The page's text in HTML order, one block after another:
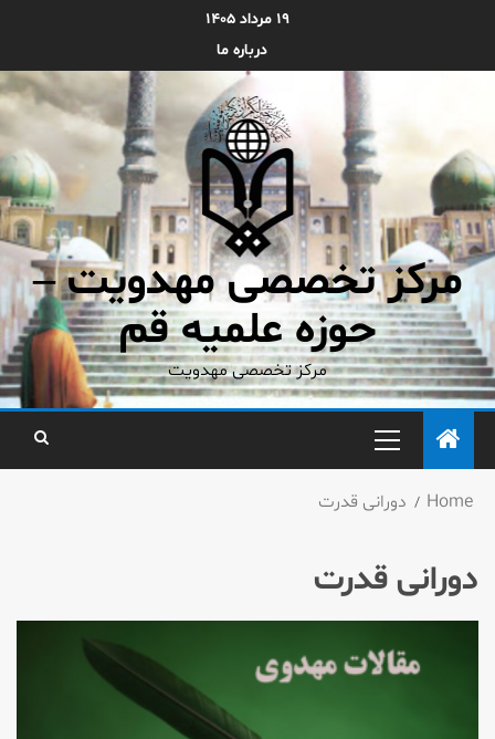
۱۹ مرداد ۱۴۰۵
درباره ما
مرکز تخصصی مهدویت –
حوزه علمیه قم
مرکز تخصصی مهدویت
Home دورانی قدرت
دورانی قدرت